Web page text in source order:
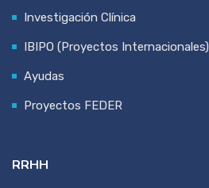
Investigación Clínica
IBIPO (Proyectos Internacionales)
Ayudas
Proyectos FEDER
RRHH